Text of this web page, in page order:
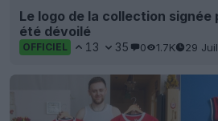
Le logo de la collection signée
été dévoilé
OFFICIEL 13 35 0 1.7K 29